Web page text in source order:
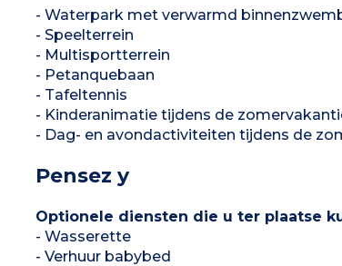
- Waterpark met verwarmd
- Speelterrein
- Multisportterrein
- Petanquebaan
- Tafeltennis
- Kinderanimatie tijdens de
- Dag- en avondactiviteiten tijdens de
Pensez y
Optionele diensten die u ter plaatse
- Wasserette
- Verhuur babybed